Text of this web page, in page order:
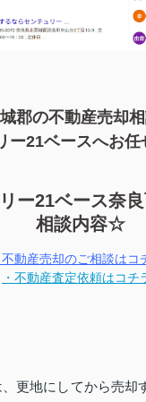
郡の不動産売却
ー21ベースへお
ー21ベース奈
相談内容☆
不動産売却のご相談はコ
・不動産査定依頼はコチ
更地にしてから売却